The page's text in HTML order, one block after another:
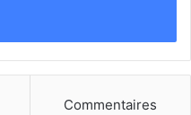
Commentaires